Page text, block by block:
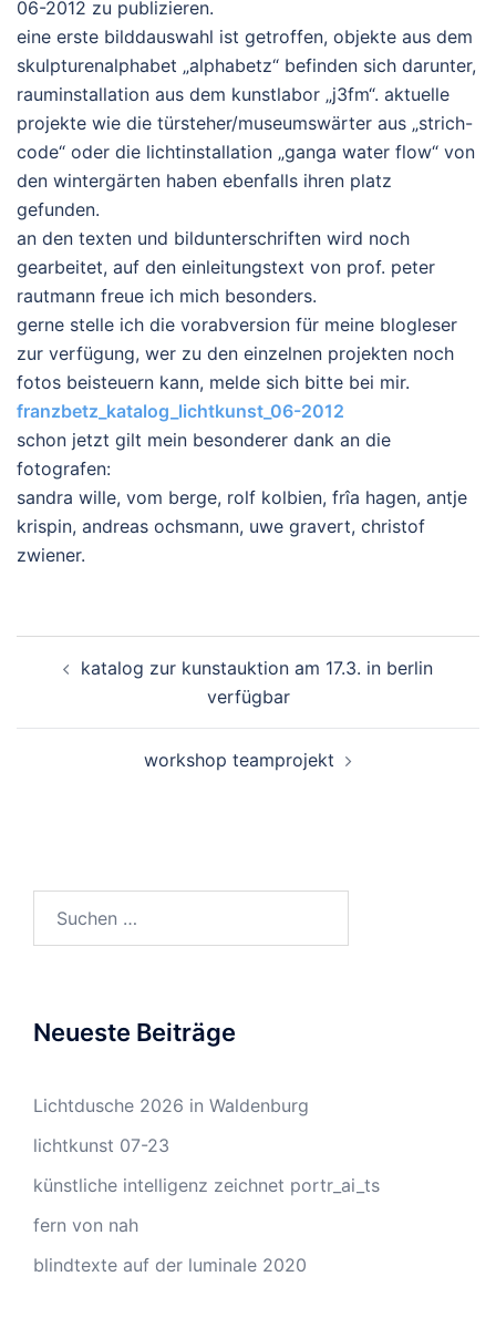
06-2012 zu publizieren.
eine erste bilddauswahl ist getroffen, objekte aus dem
skulpturenalphabet „alphabetz“ befinden sich darunter,
rauminstallation aus dem kunstlabor „j3fm“. aktuelle
projekte wie die türsteher/museumswärter aus „strich-
code“ oder die lichtinstallation „ganga water flow“ von
den wintergärten haben ebenfalls ihren platz
gefunden.
an den texten und bildunterschriften wird noch
gearbeitet, auf den einleitungstext von prof. peter
rautmann freue ich mich besonders.
gerne stelle ich die vorabversion für meine blogleser
zur verfügung, wer zu den einzelnen projekten noch
fotos beisteuern kann, melde sich bitte bei mir.
franzbetz_katalog_lichtkunst_06-2012
schon jetzt gilt mein besonderer dank an die
fotografen:
sandra wille, vom berge, rolf kolbien, frîa hagen, antje
krispin, andreas ochsmann, uwe gravert, christof
zwiener.
katalog zur kunstauktion am 17.3. in berlin
verfügbar
workshop teamprojekt
Neueste Beiträge
Lichtdusche 2026 in Waldenburg
lichtkunst 07-23
künstliche intelligenz zeichnet portr_ai_ts
fern von nah
blindtexte auf der luminale 2020